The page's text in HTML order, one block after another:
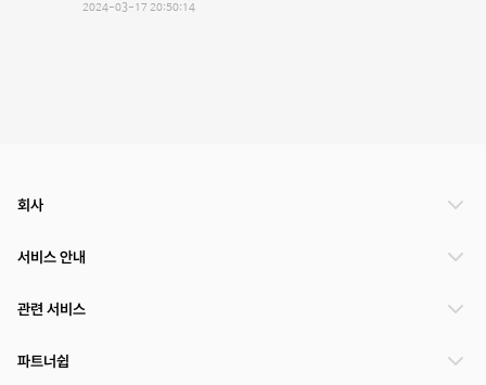
2024-03-17 20:50:14
회사
서비스 안내
관련 서비스
파트너쉽